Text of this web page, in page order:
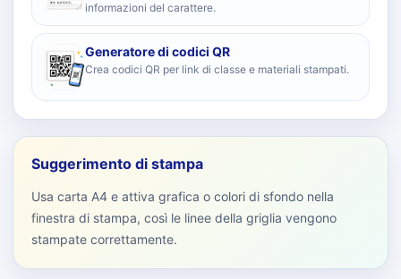
informazioni del carattere.
Generatore di codici QR
Crea codici QR per link di classe e materiali stampati.
Suggerimento di stampa
Usa carta A4 e attiva grafica o colori di sfondo nella
finestra di stampa, così le linee della griglia vengono
stampate correttamente.